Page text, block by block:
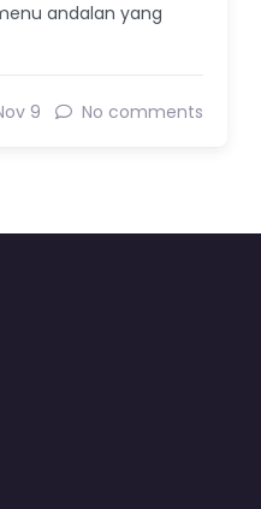
andalan yang
9 No comments